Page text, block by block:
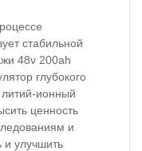
стабильной
48v 200ah
глубокого
ионный
ценность
и
и улучшить